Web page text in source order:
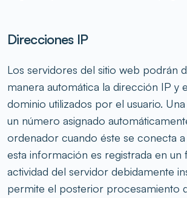
Direcciones IP
Los servidores del sitio web podrán
manera automática la dirección IP y
dominio utilizados por el usuario.
un número asignado
ordenador cuando éste se conecta a
esta información es registrada en un
actividad del servidor debidamente
permite el posterior procesamiento